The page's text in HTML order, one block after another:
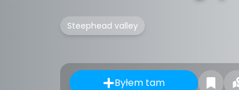
Steephead valley
Byłem tam